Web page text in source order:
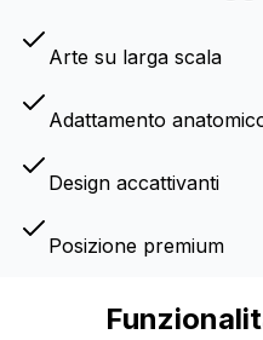
Arte su larga scala
Adattamento
Design accattivanti
Posizione premium